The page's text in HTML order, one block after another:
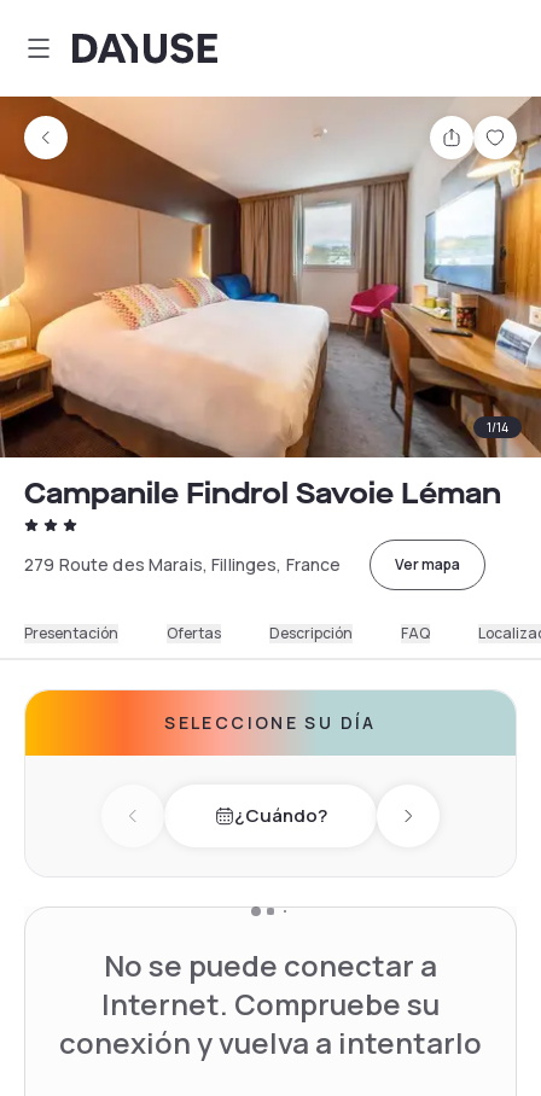
Dayuse
1/14
Campanile Findrol Savoie Léman
279 Route des Marais, Fillinges, France Ver mapa
Presentación Ofertas Descripción FAQ
SELECCIONE SU DÍA
Previous day¿Cuándo? Next day
No se puede conectar a
Internet. Compruebe su
conexión y vuelva a intentarlo